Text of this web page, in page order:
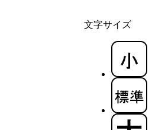
文字サイズ